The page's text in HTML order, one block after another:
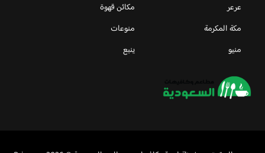
عرعر
مكائن قهوة
مكة المكرمة
منوعات
منيو
ينبع